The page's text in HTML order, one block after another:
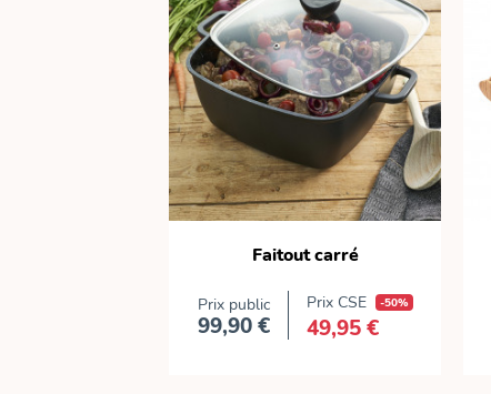
Faitout carré
Prix public
Prix
99,90 €
Prix CSE -50%
49,95 €